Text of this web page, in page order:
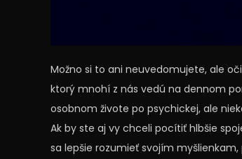
Možno si to ani neuvedomujete, ale
ktorý mnohí z nás vedú na dennom
osobnom živote po psychickej, ale
Ak by ste aj vy chceli pocítiť hlbšie
sa lepšie rozumieť svojím